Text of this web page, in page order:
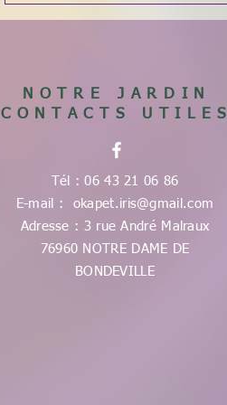
NOTRE JARDIN
CONTACTS UTILES
Tél : 06 43 21 06 86
E-mail : okapet.iris@gmail.com
Adresse : 3 rue André Malraux
76960 NOTRE DAME DE
BONDEVILLE